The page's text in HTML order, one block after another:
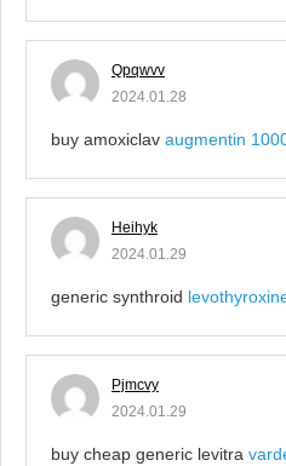
Qpqwvv
2024.01.28
buy amoxiclav augmentin
Heihyk
2024.01.29
generic synthroid
Pjmcvy
2024.01.29
buy cheap generic levitra